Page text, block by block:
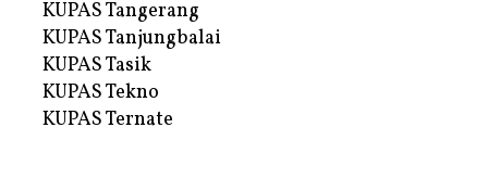
KUPAS Tangerang
KUPAS Tanjungbalai
KUPAS Tasik
KUPAS Tekno
KUPAS Ternate